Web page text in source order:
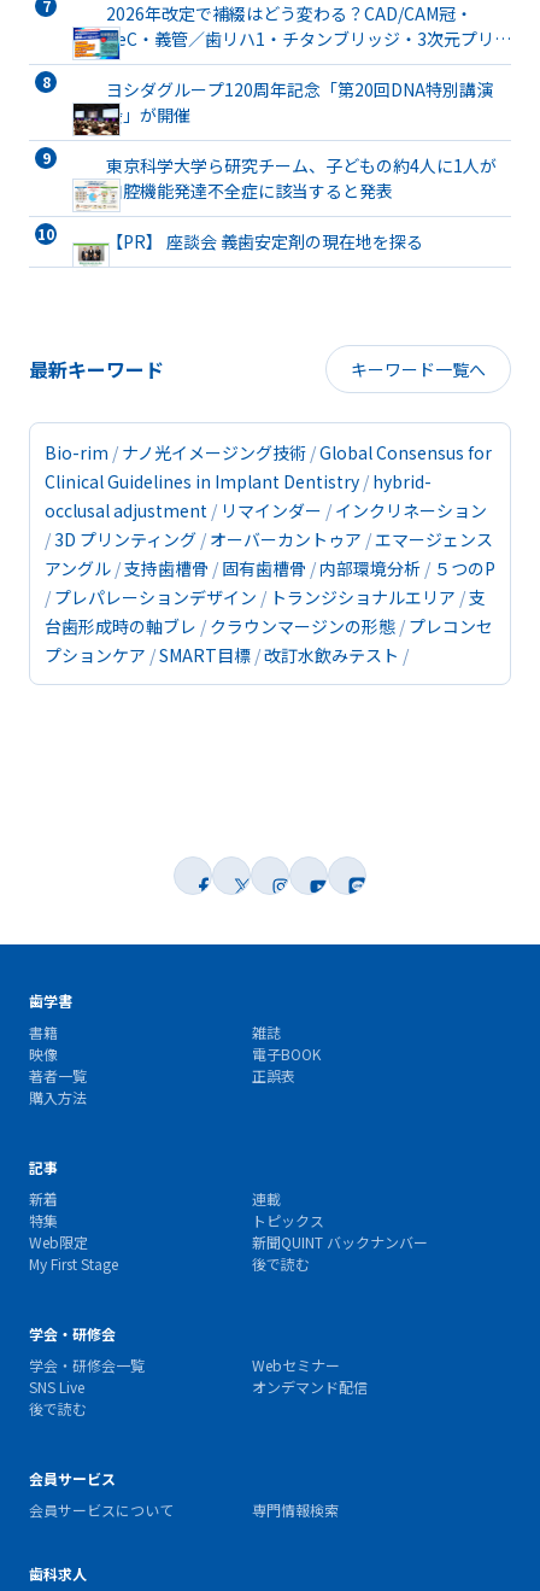
2026年改定で補綴はどう変わる？CAD/CAM冠・
TeC・義管／歯リハ1・チタンブリッジ・3次元プリン
ト有床義歯まで詳解
ヨシダグループ120周年記念「第20回DNA特別講演
会」が開催
東京科学大学ら研究チーム、子どもの約4人に1人が
口腔機能発達不全症に該当すると発表
【PR】 座談会 義歯安定剤の現在地を探る
最新キーワード キーワード一覧へ
Bio-rim ナノ光イメージング技術 Global Consensus for
Clinical Guidelines in Implant Dentistry hybrid-
occlusal adjustment
リマインダー
インクリネーション
3D プリンティング オーバーカントゥア エマージェンス
アングル 支持歯槽骨 固有歯槽骨 内部環境分析
５つのP
プレパレーションデザイン
トランジショナルエリア 支
台歯形成時の軸ブレ
クラウンマージンの形態 プレコンセ
プションケア SMART目標 改訂水飲みテスト
歯学書
書籍
雑誌
映像
電子BOOK
著者一覧
正誤表
購入方法
記事
新着
連載
特集
トピックス
Web限定
新聞QUINT バックナンバー
My First Stage
後で読む
学会・研修会
学会・研修会一覧
Webセミナー
SNS Live
オンデマンド配信
後で読む
会員サービス
会員サービスについて
専門情報検索
歯科求人